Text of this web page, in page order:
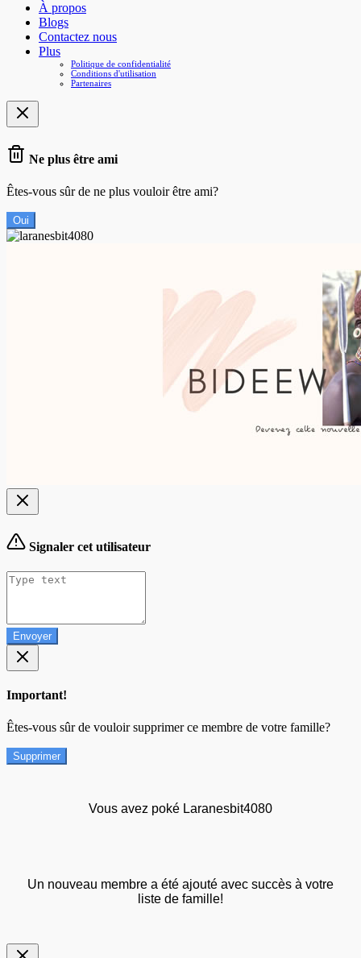
À propos
Blogs
Contactez nous
Plus
Politique de confidentialité
Conditions d'utilisation
Partenaires
Ne plus être ami
Êtes-vous sûr de ne plus vouloir être ami?
Oui
Signaler cet utilisateur
Envoyer
Important!
Êtes-vous sûr de vouloir supprimer ce membre de votre famille?
Supprimer
Vous avez poké Laranesbit4080
Un nouveau membre a été ajouté avec succès à votre
liste de famille!